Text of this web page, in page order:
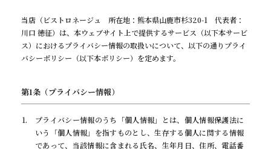
顔合わせ＆ウエディングプラン
シェフ紹介
よくある質問
ニュース＆ブログ
当店（ビストロネージュ 所在地：熊本県山鹿市杉320-1 代表者：
川口 徳征）は、本ウェブサイト上で提供するサービス（以下本サービ
ス）におけるプライバシー情報の取扱いについて、以下の通りプライ
バシーポリシー（以下本ポリシー）を定めます。
第1条（プライバシー情報）
プライバシー情報のうち「個人情報」とは、個人情報保護法に
いう「個人情報」を指すものとし、生存する個人に関する情報
であって、当該情報に含まれる氏名、生年月日、住所、電話番